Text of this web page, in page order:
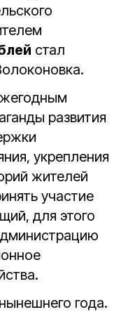
стал
развития
укрепления
жителей
участие
для этого
года.